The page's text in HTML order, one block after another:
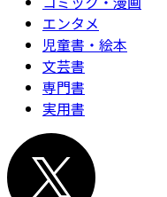
エンタメ
児童書・絵本
文芸書
専門書
実用書